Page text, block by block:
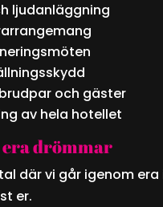
ljudanläggning
och gäster
av hela hotellet
drömmar
där vi går igenom
er.